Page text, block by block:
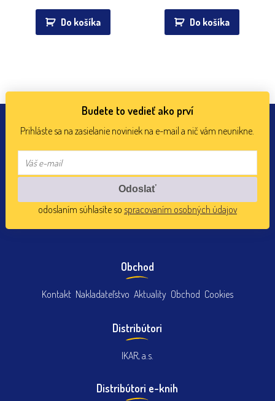
Do košíka Do košíka
Budete to vedieť ako prví
Prihláste sa na zasielanie noviniek na e-mail a nič vám neunikne.
odoslaním súhlasíte so spracovaním osobných údajov
Obchod
Kontakt Nakladateľstvo Aktuality Obchod Cookies
Distribútori
IKAR, a.s.
Distribútori e-knih